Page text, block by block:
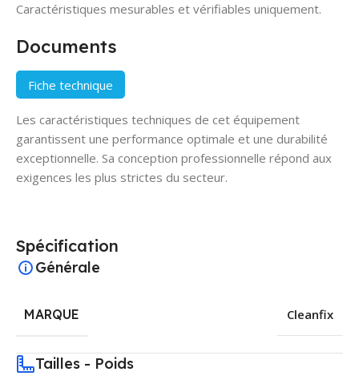
Caractéristiques mesurables et vérifiables uniquement.
Documents
Fiche technique
Les caractéristiques techniques de cet équipement
garantissent une performance optimale et une durabilité
exceptionnelle. Sa conception professionnelle répond aux
exigences les plus strictes du secteur.
Spécification
Générale
MARQUE Cleanfix
Tailles - Poids